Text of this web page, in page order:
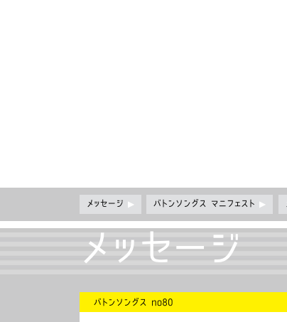
メッセージ ▶ バトンソングス マニフェスト▶
メッセージ
バトンソングス no80